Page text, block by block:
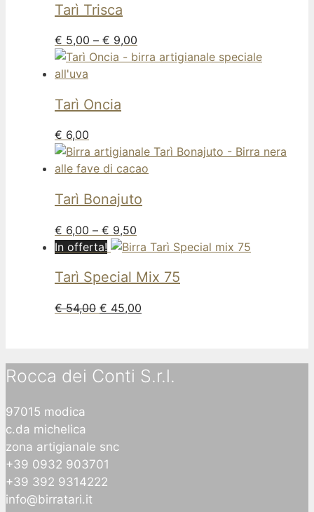
Tarì Trisca
€ 5,00 – € 9,00
Tarì Oncia
€ 6,00
Tarì Bonajuto
€ 6,00 – € 9,50
In offerta!
Tarì Special Mix 75
€54,00 € 45,00
Rocca dei Conti S.r.l.
97015 modica
c.da michelica
zona artigianale snc
+39 0932 903701
+39 392 9314222
info@birratari.it